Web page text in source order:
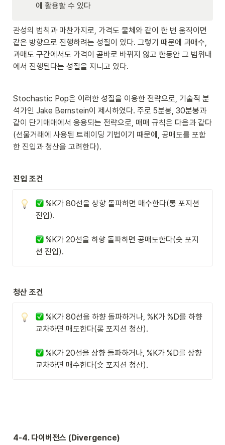
에 활용할 수 있다
관성의 법칙과 마찬가지로, 가격도 물체와 같이 한 번 움직이면
같은 방향으로 진행하려는 성질이 있다. 그렇기 때문에 과매수,
과매도 구간에서도 가격이 곧바로 바뀌지 않고 한동안 그 범위내
에서 진행된다는 성질을 지니고 있다.
Stochastic Pop은 이러한 성질을 이용한 전략으로, 기술적 분
석가인 Jake Bernstein이 제시하였다. 주로 5분봉, 30분봉과
같이 단기매매에서 응용되는 전략으로, 매매 규칙은 다음과 같다
(선물거래에 사용된 트레이딩 기법이기 때문에, 공매도를 포함
한 진입과 청산을 고려한다).
진입 조건
%K가 80선을 상향 돌파하면 매수한다(롱 포지션
진입).
%K가 20선을 하향 돌파하면 공매도한다(숏 포지
션 진입).
청산 조건
%K가 80선을 하향 돌파하거나, %K가 %D를 하향
교차하면 매도한다(롱 포지션 청산).
%K가 20선을 상향 돌파하거나, %K가 %D를 상향
교차하면 매수한다(숏 포지션 청산).
4-4. 다이버전스 (Divergence)